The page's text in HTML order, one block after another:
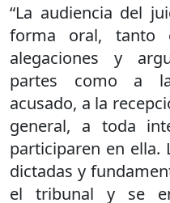
“La audiencia del
forma oral,
alegaciones y
partes como a
acusado, a la
general, a toda
participaren en ella.
dictadas y
el tribunal y se